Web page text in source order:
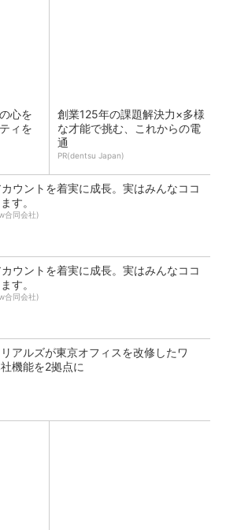
心を
ィを
創業125年の課題解決力×多様
な才能で挑む、これからの電
通
PR(dentsu Japan)
ウントを着実に成長。実はみんなココ
す。
合同会社)
ウントを着実に成長。実はみんなココ
す。
合同会社)
アルズが東京オフィスを改修したワ
機能を2拠点に